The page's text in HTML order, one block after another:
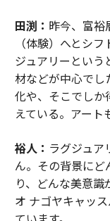
田渕： 昨今、富裕
（体験）へとシ
ジュアリーとい
材などが中心でし
化や、そこでしか
えている。アート
裕人： ラグジュア
ん。その背景にど
り、どんな美意
オ ナゴヤキャッ